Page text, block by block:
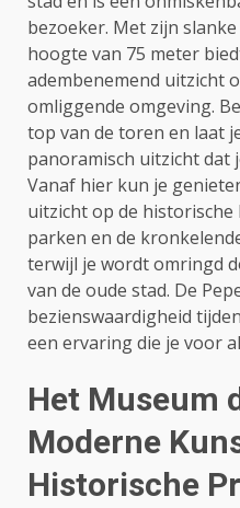
bezoeker. Met zijn
hoogte van 75 meter
adembenemend uitzicht
omliggende omgeving.
top van de toren en laat
panoramisch uitzicht dat
Vanaf hier kun je
uitzicht op de
parken en de
terwijl je wordt omringd
van de oude stad. De
bezienswaardigheid
een ervaring die je voor
Het Museum
Moderne
Historische